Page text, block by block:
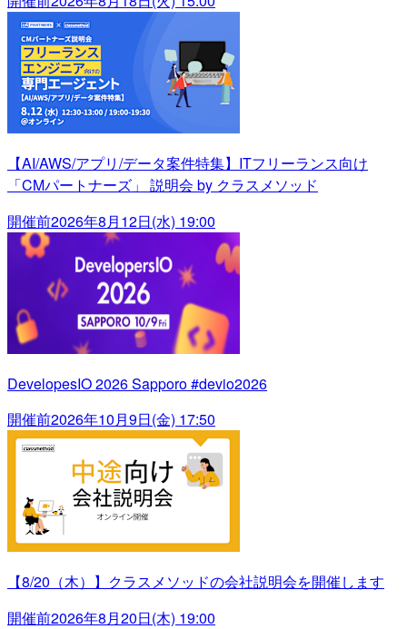
【AI/AWS/アプリ/データ案件特集】ITフリーランス向け
「CMパートナーズ」 説明会 by クラスメソッド
開催前2026年8月12日(水) 19:00
DevelopesIO 2026 Sapporo #devio2026
開催前2026年10月9日(金) 17:50
【8/20（木）】クラスメソッドの会社説明会を開催します
開催前2026年8月20日(木) 19:00